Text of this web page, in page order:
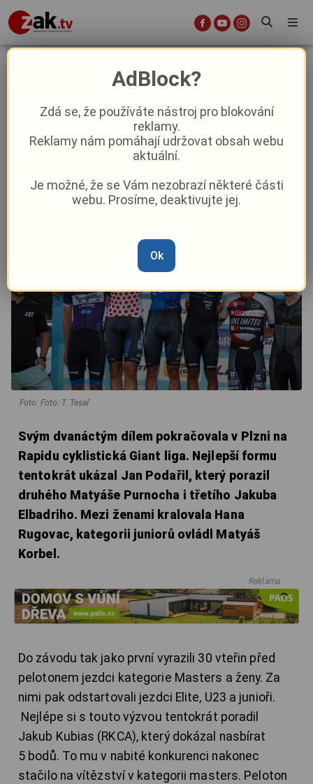
Další díl cyklistické Giant ligy ovládl
4. 9. 2025|11:18
Foto: Foto: T. Tesař
Svým dvanáctým dílem pokračovala v Plzni na
Rapidu cyklistická Giant liga. Nejlepší formu
tentokrát ukázal Jan Podařil, který porazil
druhého Matyáše Purnocha i třetího Jakuba
Elbadriho. Mezi ženami kralovala Hana
Rugovac, kategorii juniorů ovládl Matyáš
Korbel.
Reklama
Do závodu tak jako první vyrazili 30 vteřin před
pelotonem jezdci kategorie Masters a ženy. Za
nimi pak odstartovali jezdci Elite, U23 a junioři.
Nejlépe si s touto výzvou tentokrát poradil
Jakub Kubias (RKCA), který dokázal nasbírat
5 bodů. To mu v nabité konkurenci nakonec
stačilo na vítězství v kategorii masters. Peloton
AdBlock?
Zdá se, že používáte nástroj pro blokování
reklamy.
Reklamy nám pomáhají udržovat obsah webu
aktuální.
Je možné, že se Vám nezobrazí některé části
webu. Prosíme, deaktivujte jej.
Ok